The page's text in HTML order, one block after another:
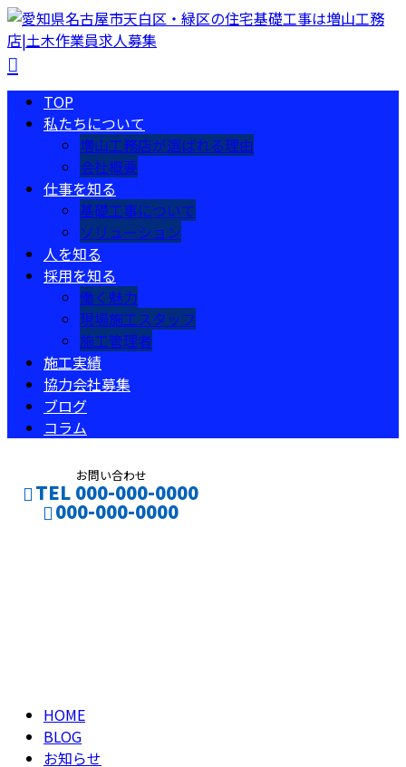
TOP
私たちについて
増山工務店が選ばれる理由
会社概要
仕事を知る
基礎工事について
ソリューション
人を知る
採用を知る
働く魅力
現場施工スタッフ
施工管理者
施工実績
協力会社募集
ブログ
コラム
お問い合わせ
TEL 000-000-0000
000-000-0000
HOME
BLOG
お知らせ